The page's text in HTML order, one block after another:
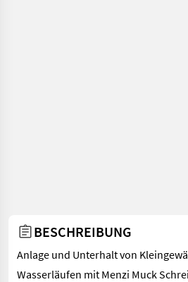
BESCHREIBUNG
Anlage und Unterhalt von
Wasserläufen mit Menzi Muck